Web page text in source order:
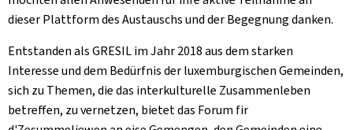
dieser Plattform des Austauschs und der Begegnung danken.
Entstanden als GRESIL im Jahr 2018 aus dem starken
Interesse und dem Bedürfnis der luxemburgischen Gemeinden,
sich zu Themen, die das interkulturelle Zusammenleben
betreffen, zu vernetzen, bietet das Forum fir